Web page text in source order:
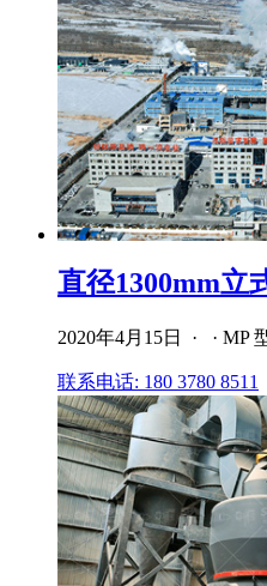
直径1300mm立
2020年4月15日 · · MP
联系电话: 180 3780 8511